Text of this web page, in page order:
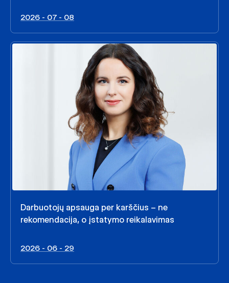
2026 - 07 - 08
Darbuotojų apsauga per karščius – ne
rekomendacija, o įstatymo reikalavimas
2026 - 06 - 29